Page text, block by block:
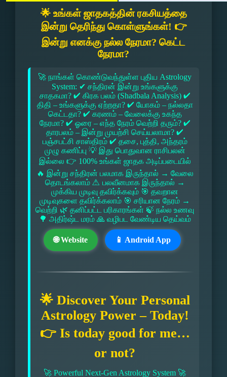
🌟 உங்கள் ஜாதகத்தின் ரகசியத்தை
இன்று தெரிந்து கொள்ளுங்கள்! 👉
இன்று எனக்கு நல்ல நேரமா? கெட்ட
நேரமா?
🚀 நாங்கள் கொண்டுவந்துள்ள புதிய Astrology
System: ✔ சந்திரன் இன்று உங்களுக்கு
சாதகமா? ✔ கிரக பலம் (Shadbala Analysis) ✔
திதி – உங்களுக்கு ஏற்றதா? ✔ யோகம் – நல்லதா
கெட்டதா? ✔ கரணம் – வேலைக்கு உகந்த
நேரமா? ✔ ஓரை – எந்த நேரம் வெற்றி தரும்? ✔
தாரபலம் – இன்று முயற்சி செய்யலாமா? ✔
பஞ்சபட்சி சாஸ்திரம் ✔ தசை, புத்தி, அந்தரம்
முழு கணிப்பு 💡 இது பொதுவான ராசிபலன்
இல்லை 👉 100% உங்கள் ஜாதக அடிப்படையில்
🔥 இன்று சந்திரன் பலமாக இருந்தால் → வேலை
தொடங்கலாம் ⚠ பலவீனமாக இருந்தால் →
முக்கிய முடிவு தவிர்க்கவும் 🎯 தவறான
முடிவுகளை தவிர்க்கலாம் 🎯 சரியான நேரம் →
வெற்றி 🌿 தனிப்பட்ட பரிகாரங்கள் 🍃 நல்ல உணவு
🌳 அதிர்ஷ்ட மரம் 🙏 வழிபட வேண்டிய தெய்வம்
🌐 Website 📱 Android App
🌟 Discover Your Personal
Astrology Power – Today!
👉 Is today good for me…
or not?
🚀 Powerful Next-Gen Astrology System 🚀